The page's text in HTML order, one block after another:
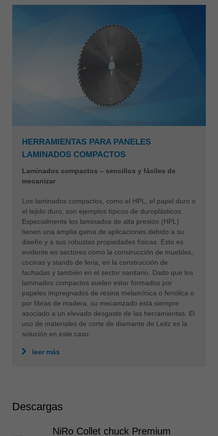
HERRAMIENTAS PARA PANELES
LAMINADOS COMPACTOS
Laminados compactos – sencillos y fáciles de
mecanizar
Los laminados compactos, como el HPL, el papel duro o
el tejido duro, son ejemplos típicos de duroplásticos.
Especialmente los laminados de alta presión (HPL)
tienen una amplia gama de aplicaciones debido a su
diseño y a sus robustas propiedades físicas. Esto es
evidente en sectores como la construcción de muebles,
cocinas y stands de feria, en la construcción de
fachadas y también en el sector sanitario. Dado que los
laminados compactos suelen estar formados por
papeles impregnados de resina melamínica o fenólica o
por fibras de madera, su mecanizado está siempre
asociado a un elevado desgaste de las herramientas. El
uso de materiales de corte de diamante de Leitz es la
solución en este caso.
leer más
Descargas
NiRo Collet chuck Premium